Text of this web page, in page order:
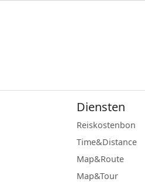
Diensten
Reiskostenbon
Time&Distance
Map&Route
Map&Tour